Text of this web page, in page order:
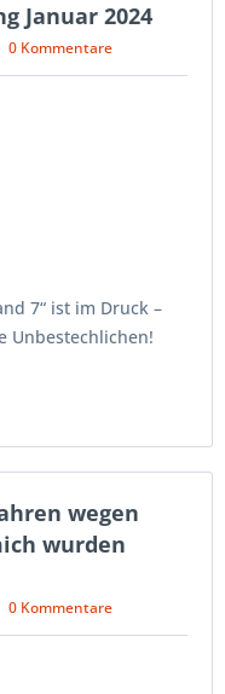
Januar 2024
0 Kommentare
7“ ist im Druck –
Unbestechlichen!
wegen
wurden
0 Kommentare